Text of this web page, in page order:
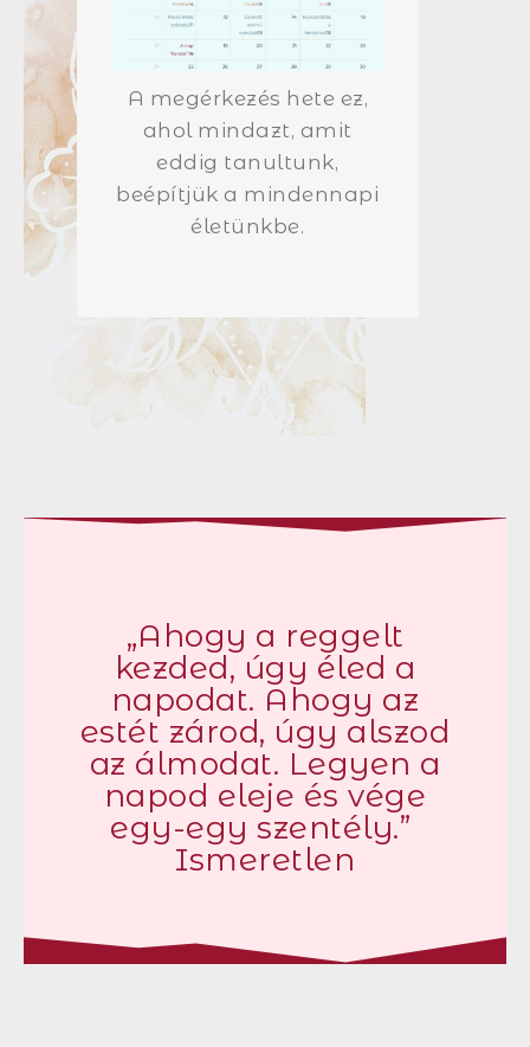
A megérkezés hete ez,
ahol mindazt, amit
eddig tanultunk,
beépítjük a mindennapi
életünkbe.
„Ahogy a reggelt
kezded, úgy éled a
napodat. Ahogy az
estét zárod, úgy alszod
az álmodat. Legyen a
napod eleje és vége
egy-egy szentély.”
Ismeretlen